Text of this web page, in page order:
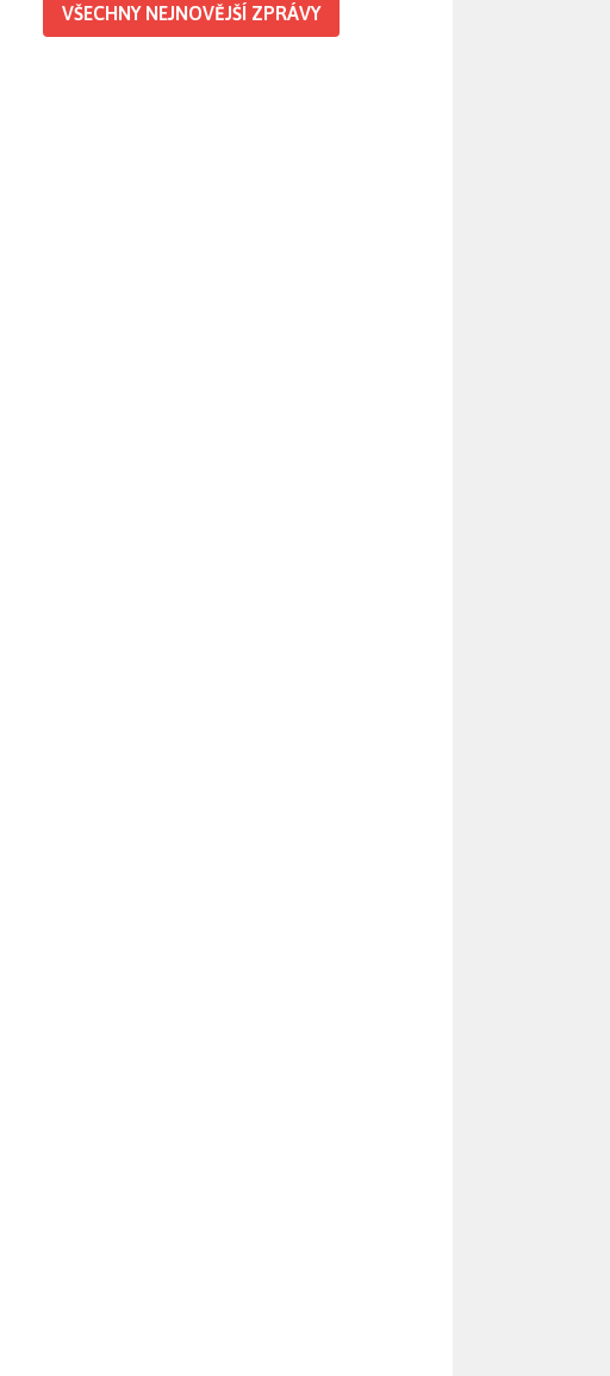
VŠECHNY NEJNOVĚJŠÍ ZPRÁVY